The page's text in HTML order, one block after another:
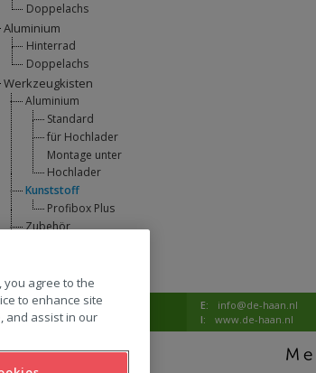
Doppelachs
Aluminium
Hinterrad
Doppelachs
Werkzeugkisten
Aluminium
Standard
für Hochlader
Montage unter
Hochlader
Kunststoff
Profibox Plus
Zubehör
0031 (0) 346 33 33 00 E:
info@de-haan.nl
I:
www.de-haan.nl
you agree to the
to enhance site
and assist in our